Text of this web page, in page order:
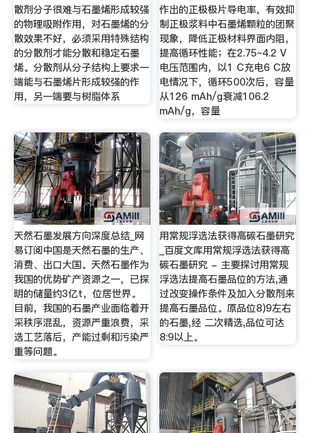
散剂分子很难与石墨烯形成较强
的物理吸附作用，对石墨烯的分
散效果不好，必须采用特殊结构
的分散剂才能分散和稳定石墨
烯。分散剂从分子结构上要求一
端能与石墨烯片形成较强的作
用，另一端要与树脂体系
作出的正极极片导电率，有效抑
制正极浆料中石墨烯颗粒的团聚
现象，降低正极材料界面内阻，
提高循环性能；在2.75~4.2 V
电压范围内，以1 C充电6 C放
电情况下，循环500次后，容量
从126 mAh/g衰减106.2
mAh/g，容量
天然石墨发展方向深度总结_网
易订阅中国是天然石墨的生产、
消费、出口大国。天然石墨作为
我国的优势矿产资源之一，已探
明的储量约3亿t，位居世界。
目前，我国的石墨产业面临着开
采秩序混乱，资源严重浪费，采
选工艺落后，产能过剩和污染严
重等问题。
用常规浮选法获得高碳石墨研究
_百度文库用常规浮选法获得高
碳石墨研究 - 主要探讨用常规
浮选法提高石墨品位的方法,通
过改变操作条件及加入分散剂来
提高石墨品位。原品位8)9左右
的石墨,经 二次精选,品位可达
8:9以上。